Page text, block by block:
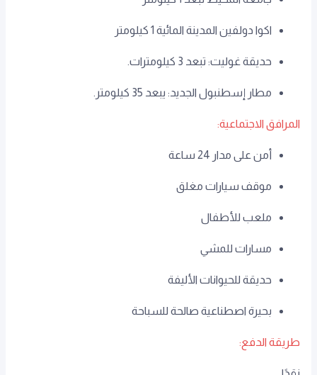
اكوا دولفين المدينة المائية 1 كيلومتر
حديقة غوليت: تبعد 3 كيلومترات.
مطار إسطنبول الجديد: يبعد 35 كيلومتر.
المرافق الاجتماعية:
أمن على مدار 24 ساعة
موقف سيارات مغلق
ملعب للأطفال
مسارات للمشي
حديقة للحيوانات الأليفة
بحيرة اصطناعية صالحة للسباحة
طريقة الدفع: